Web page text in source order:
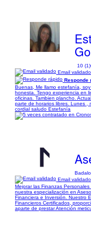
10 (1)
Email validado
Responde
Buenas, Me llamo estefanía,
honesta. Tengo experiencia en
oficinas. Tambien plancho.
parte de horarios libres. Lunes ,
cordial saludo Estefanía
Email validado
Mejorar las Finanzas
nuestra especialización en
Financiera e Inversión. Nuestro
Financieros Certificados,
aparte de prestar Atención